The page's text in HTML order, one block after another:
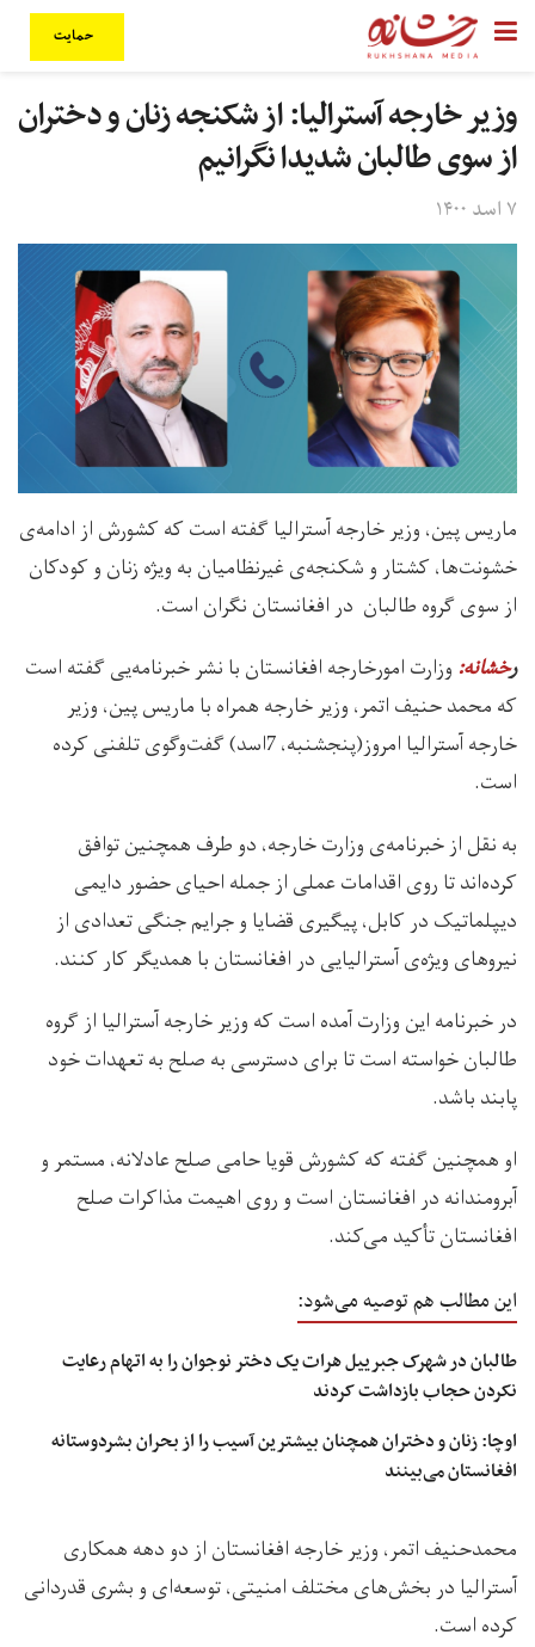
حمایت
وزیر خارجه آسترالیا: از شکنجه زنان و دختران
از سوی طالبان شدیدا نگرانیم
۷ اسد ۱۴۰۰
ماریس پین، وزیر خارجه‌ آسترالیا گفته است که کشورش از ادامه‌ی
خشونت‌ها، کشتار و شکنجه‌ی غیرنظامیان به ویژه زنان و کودکان
از سوی گروه طالبان در افغانستان نگران است.
رخشانه: وزارت امورخارجه افغانستان با نشر خبرنامه‌یی گفته است
که محمد حنیف اتمر، وزیر خارجه همراه با ماریس پین، وزیر
خارجه آسترالیا امروز(پنجشنبه، 7اسد) گفت‌وگوی تلفنی کرده
است.
به نقل از خبرنامه‌ی وزارت خارجه، دو طرف همچنین توافق
کرده‌اند تا روی اقدامات عملی از جمله احیای حضور دایمی
دیپلماتیک در کابل، پیگیری قضایا و جرایم جنگی تعدادی از
نیروهای ویژه‌ی آسترالیایی در افغانستان با همدیگر کار کنند.
در خبرنامه این وزارت آمده است که وزیر خارجه‌ آسترالیا از گروه
طالبان خواسته است تا برای دسترسی به صلح به تعهدات خود
پابند باشد.
او همچنین گفته که کشورش قویا حامی صلح عادلانه، مستمر و
آبرومندانه در افغانستان است و روی اهیمت مذاکرات صلح
افغانستان تأکید می‌کند.
این مطالب هم توصیه می‌شود:
طالبان در شهرک جبرییل هرات یک دختر نوجوان را به اتهام رعایت
نکردن حجاب بازداشت کردند
اوچا: زنان و دختران همچنان بیشترین آسیب را از بحران بشردوستانه
افغانستان می‌بینند
محمدحنیف اتمر، وزیر خارجه افغانستان از دو دهه همکاری
آسترالیا در بخش‌های مختلف امنیتی، توسعه‌ای و بشری قدردانی
کرده است.